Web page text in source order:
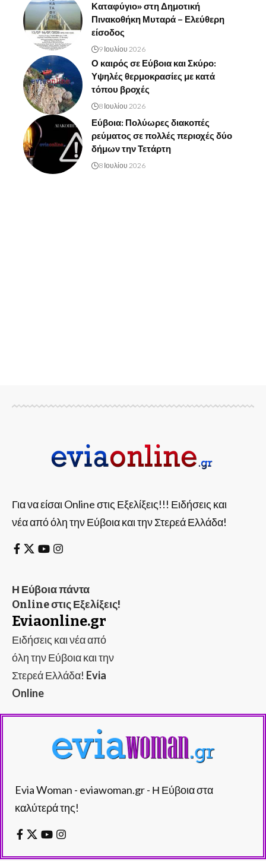
Καταφύγιο» στη Δημοτική
Πινακοθήκη Μυταρά – Ελεύθερη
είσοδος
9 Ιουλίου 2026
Ο καιρός σε Εύβοια και Σκύρο:
Υψηλές θερμοκρασίες με κατά
τόπου βροχές
8 Ιουλίου 2026
Εύβοια: Πολύωρες διακοπές
ρεύματος σε πολλές περιοχές δύο
δήμων την Τετάρτη
8 Ιουλίου 2026
Για να είσαι Online στις Εξελίξεις!!! Ειδήσεις και
νέα από όλη την Εύβοια και την Στερεά Ελλάδα!
Η Εύβοια πάντα
Online στις Εξελίξεις!
Eviaonline.gr
Ειδήσεις και νέα από
όλη την Εύβοια και την
Στερεά Ελλάδα! Evia
Online
Evia Woman - eviawoman.gr - Η Εύβοια στα
καλύτερά της!